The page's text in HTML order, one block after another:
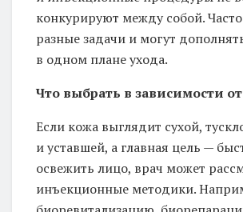
конкурируют между собой.
разные задачи и могут
в одном плане ухода.
Что выбрать в зависимости
Если кожа выглядит сухой,
и уставшей, а главная цель —
освежить лицо, врач может
инъекционные методики.